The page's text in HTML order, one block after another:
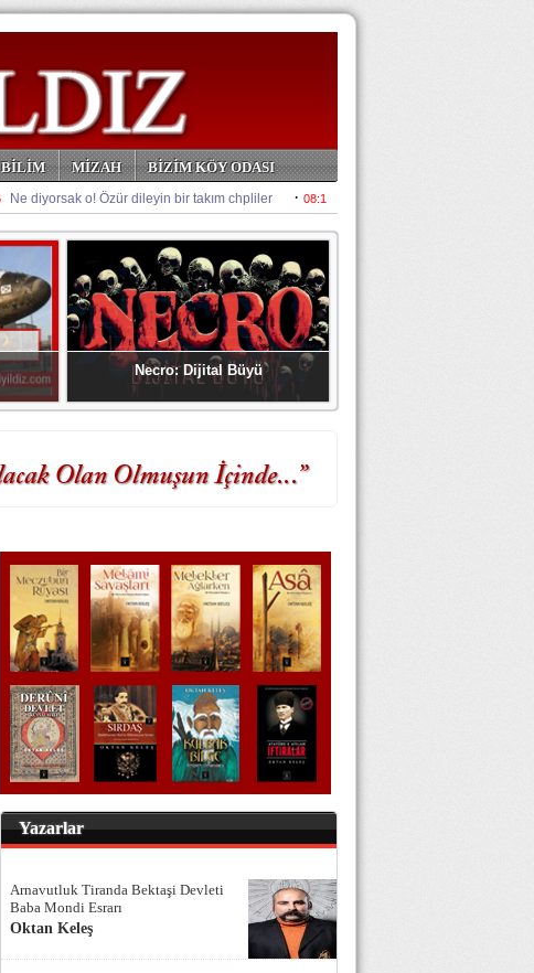
BİLİM MİZAH
BİZİM KÖY ODASI
Necro: Dijital Büyü
Yazarlar
Arnavutluk Tiranda Bektaşi Devleti
Baba Mondi Esrarı
Oktan Keleş